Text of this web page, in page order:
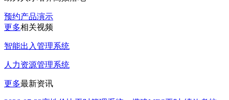
预约产品演示
更多相关视频
智能出入管理系统
人力资源管理系统
更多最新资讯